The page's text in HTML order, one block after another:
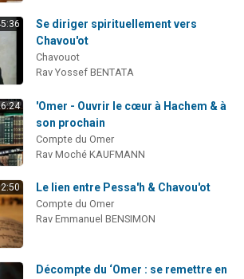
Il reste 49 places pour étudier en groupe sur Zoom
Eva vient de donner son Maasser
3 personnes viennent de nous rejoindre sur WhatsApp
Se diriger spirituellement vers
Chavou'ot
Chavouot
Rav Yossef BENTATA
'Omer - Ouvrir le cœur à Hachem & à
son prochain
Compte du Omer
Rav Moché KAUFMANN
Le lien entre Pessa'h & Chavou'ot
Compte du Omer
Rav Emmanuel BENSIMON
Décompte du ‘Omer : se remettre en